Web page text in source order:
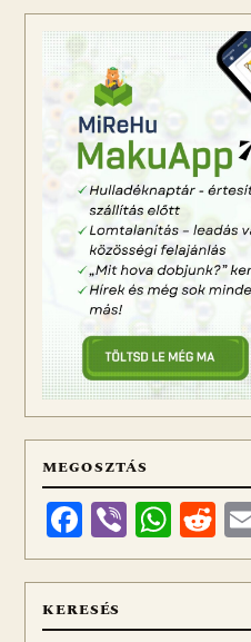
MEGOSZTÁS
Facebook
Viber
KERESÉS